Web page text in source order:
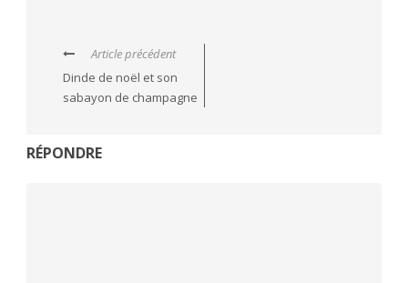
Article précédent
Dinde de noël et son
sabayon de champagne
RÉPONDRE